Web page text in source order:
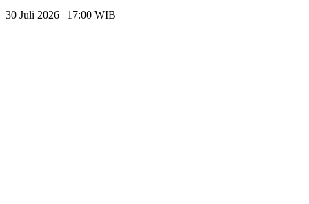
30 Juli 2026 | 17:00 WIB